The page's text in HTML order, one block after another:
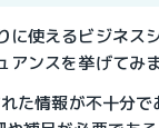
に使えるビジネス
ンスを挙げてみま
た情報が不十分で